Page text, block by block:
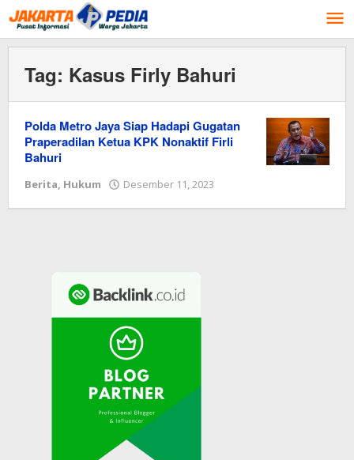
Lewati
ke
konten
Tag: Kasus Firly Bahuri
Polda Metro Jaya Siap Hadapi Gugatan
Praperadilan Ketua KPK Nonaktif Firli
Bahuri
Berita, Hukum Desember 11, 2023